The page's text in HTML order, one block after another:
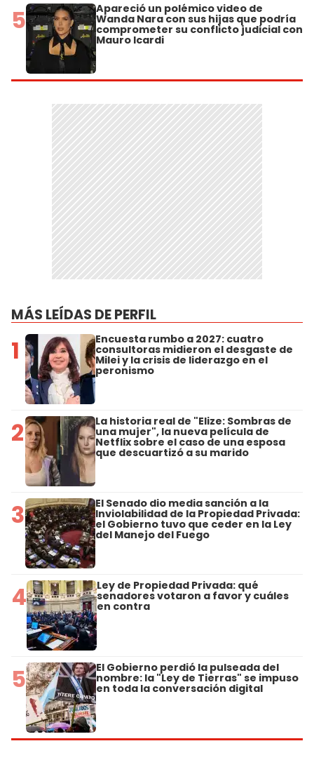
5 Apareció un polémico video de
Wanda Nara con sus hijas que podría
comprometer su conflicto judicial con
Mauro Icardi
MÁS LEÍDAS DE PERFIL
1 Encuesta rumbo a 2027: cuatro
consultoras midieron el desgaste de
Milei y la crisis de liderazgo en el
peronismo
2 La historia real de "Elize: Sombras de
una mujer", la nueva película de
Netflix sobre el caso de una esposa
que descuartizó a su marido
3 El Senado dio media sanción a la
Inviolabilidad de la Propiedad Privada:
el Gobierno tuvo que ceder en la Ley
del Manejo del Fuego
4 Ley de Propiedad Privada: qué
senadores votaron a favor y cuáles
en contra
5 El Gobierno perdió la pulseada del
nombre: la "Ley de Tierras" se impuso
en toda la conversación digital